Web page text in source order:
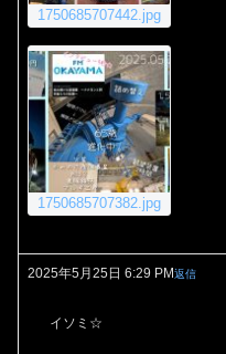
1750685707442.jpg
1750685707382.jpg
2025年5月25日 6:29 PM返信
イソミ☆